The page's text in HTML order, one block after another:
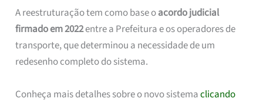
A reestruturação tem como base oacordo judicial
firmado em 2022entre a Prefeitura e os operadores de
transporte, que determinou a necessidade de um
redesenho completo do sistema.
Conheça mais detalhes sobre o novo sistemaclicando